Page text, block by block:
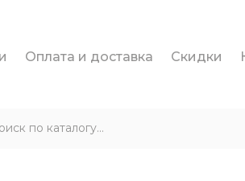
Оплата и доставка Скидки